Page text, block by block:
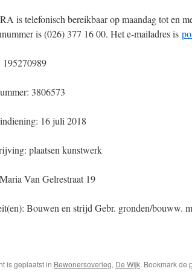
is telefonisch bereikbaar op maandag tot en
is (026) 377 16 00. Het e-mailadres is
195270989
3806573
16 juli 2018
plaatsen kunstwerk
Van Gelrestraat 19
Bouwen en strijd Gebr. gronden/bouww.
is geplaatst in Bewonersoverleg, De Wijk. Bookmark de